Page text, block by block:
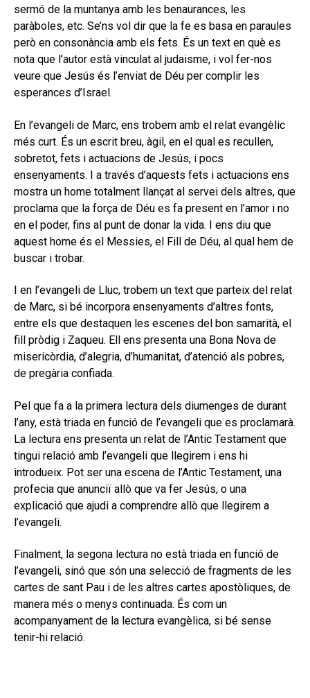
sermó de la muntanya amb les benaurances, les
paràboles, etc. Se’ns vol dir que la fe es basa en paraules
però en consonància amb els fets. És un text en què es
nota que l’autor està vinculat al judaisme, i vol fer-nos
veure que Jesús és l’enviat de Déu per complir les
esperances d’Israel.
En l’evangeli de Marc, ens trobem amb el relat evangèlic
més curt. És un escrit breu, àgil, en el qual es recullen,
sobretot, fets i actuacions de Jesús, i pocs
ensenyaments. I a través d’aquests fets i actuacions ens
mostra un home totalment llançat al servei dels altres, que
proclama que la força de Déu es fa present en l’amor i no
en el poder, fins al punt de donar la vida. I ens diu que
aquest home és el Messies, el Fill de Déu, al qual hem de
buscar i trobar.
I en l’evangeli de Lluc, trobem un text que parteix del relat
de Marc, si bé incorpora ensenyaments d’altres fonts,
entre els que destaquen les escenes del bon samarità, el
fill pròdig i Zaqueu. Ell ens presenta una Bona Nova de
misericòrdia, d’alegria, d’humanitat, d’atenció als pobres,
de pregària confiada.
Pel que fa a la primera lectura dels diumenges de durant
l’any, està triada en funció de l’evangeli que es proclamarà.
La lectura ens presenta un relat de l’Antic Testament que
tingui relació amb l’evangeli que llegirem i ens hi
introdueix. Pot ser una escena de l’Antic Testament, una
profecia que anunciï allò que va fer Jesús, o una
explicació que ajudi a comprendre allò que llegirem a
l’evangeli.
Finalment, la segona lectura no està triada en funció de
l’evangeli, sinó que són una selecció de fragments de les
cartes de sant Pau i de les altres cartes apostòliques, de
manera més o menys continuada. És com un
acompanyament de la lectura evangèlica, si bé sense
tenir-hi relació.